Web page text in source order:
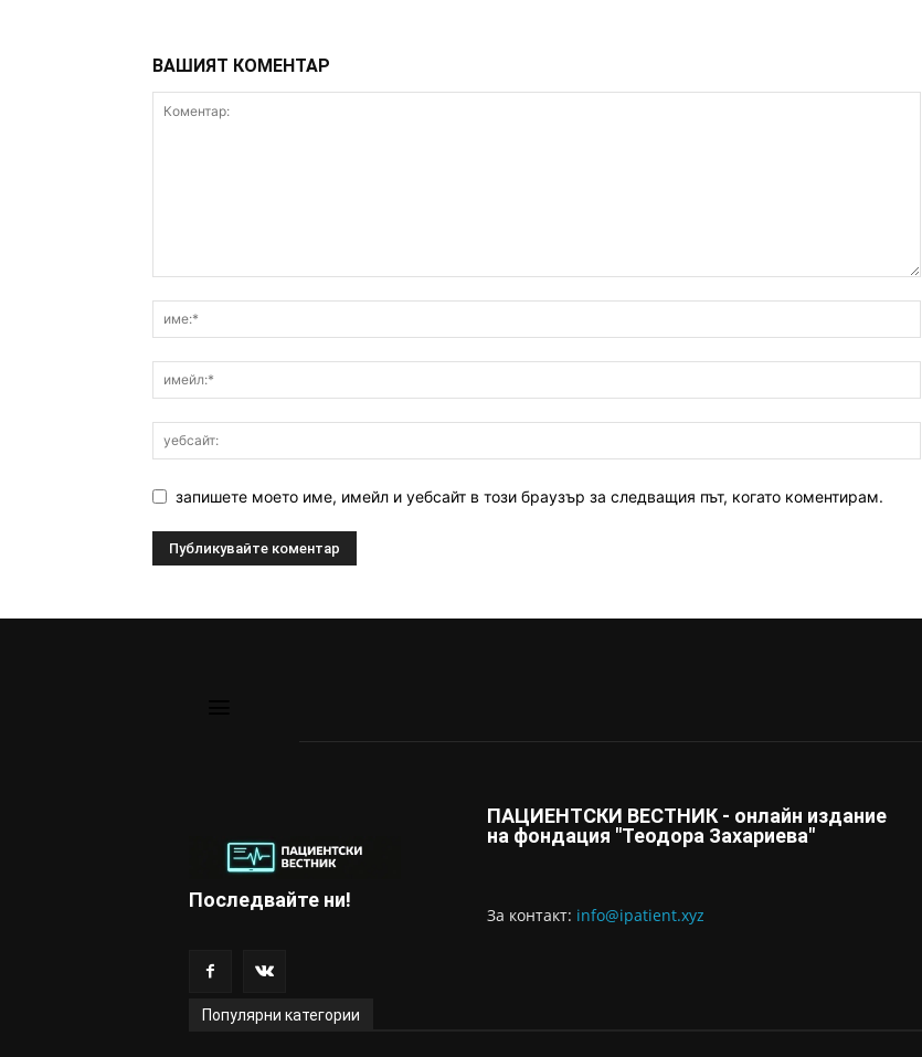
ВАШИЯТ КОМЕНТАР
запишете моето име, имейл и уебсайт в този браузър за следващия път, когато коментирам.
Последвайте ни!
ПАЦИЕНТСКИ ВЕСТНИК - онлайн издание
на фондация "Теодора Захариева"
За контaкт: info@ipatient.xyz
Популярни категории